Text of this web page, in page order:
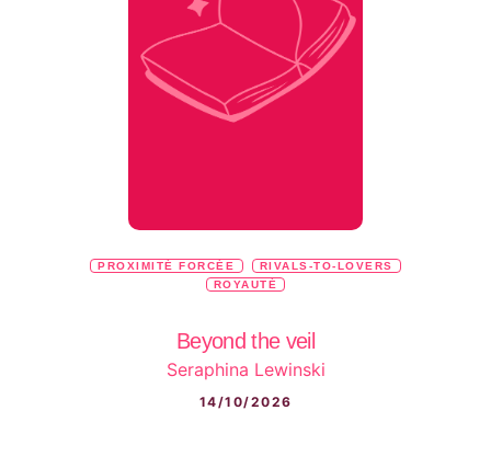
PROXIMITÉ FORCÉE
RIVALS-TO-LOVERS
ROYAUTÉ
Beyond the veil
Seraphina Lewinski
14/10/2026